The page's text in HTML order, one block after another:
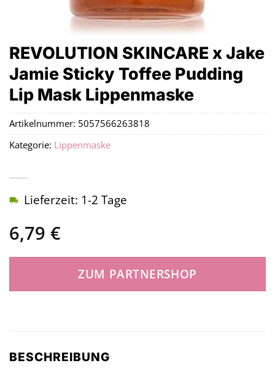
REVOLUTION SKINCARE x Jake
Jamie Sticky Toffee Pudding
Lip Mask Lippenmaske
6,79 €
Lieferzeit: 1-2 Tage
ZUM PARTNERSHOP
Artikelnummer: 5057566263818
Kategorie: Lippenmaske
BESCHREIBUNG